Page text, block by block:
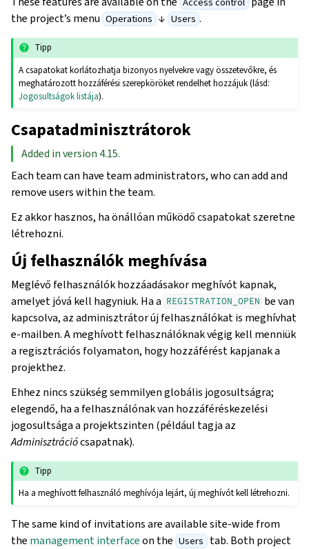
the project’s menu Operations ↓ Users .
Tipp
A csapatokat korlátozhatja bizonyos nyelvekre vagy összetevőkre, és
meghatározott hozzáférési szerepköröket rendelhet hozzájuk (lásd:
Jogosultságok listája).
Csapatadminisztrátorok
Added in version 4.15.
Each team can have team administrators, who can add and
remove users within the team.
Ez akkor hasznos, ha önállóan működő csapatokat szeretne
létrehozni.
Új felhasználók meghívása
Meglévő felhasználók hozzáadásakor meghívót kapnak,
amelyet jóvá kell hagyniuk. Ha a REGISTRATION_OPEN be van
kapcsolva, az adminisztrátor új felhasználókat is meghívhat
e-mailben. A meghívott felhasználóknak végig kell menniük
a regisztrációs folyamaton, hogy hozzáférést kapjanak a
projekthez.
Ehhez nincs szükség semmilyen globális jogosultságra;
elegendő, ha a felhasználónak van hozzáféréskezelési
jogosultsága a projektszinten (például tagja az
Adminisztrációcsapatnak).
Tipp
Ha a meghívott felhasználó meghívója lejárt, új meghívót kell létrehozni.
The same kind of invitations are available site-wide from
the management interfaceon the Users tab. Both project